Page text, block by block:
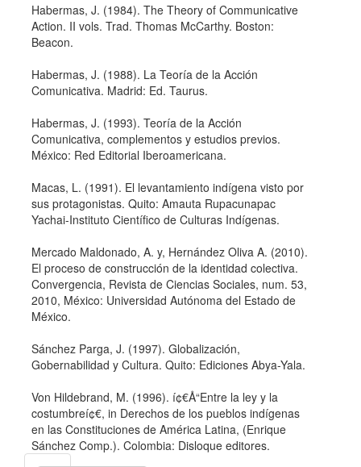
Habermas, J. (1984). The Theory of Communicative
Action. II vols. Trad. Thomas McCarthy. Boston:
Beacon.
Habermas, J. (1988). La Teorí­a de la Acción
Comunicativa. Madrid: Ed. Taurus.
Habermas, J. (1993). Teorí­a de la Acción
Comunicativa, complementos y estudios previos.
México: Red Editorial Iberoamericana.
Macas, L. (1991). El levantamiento indí­gena visto por
sus protagonistas. Quito: Amauta Rupacunapac
Yachai-Instituto Cientí­fico de Culturas Indí­genas.
Mercado Maldonado, A. y, Hernández Oliva A. (2010).
El proceso de construcción de la identidad colectiva.
Convergencia, Revista de Ciencias Sociales, num. 53,
2010, México: Universidad Autónoma del Estado de
México.
Sánchez Parga, J. (1997). Globalización,
Gobernabilidad y Cultura. Quito: Ediciones Abya-Yala.
Von Hildebrand, M. (1996). í¢€Å“Entre la ley y la
costumbreí¢€, in Derechos de los pueblos indí­genas
en las Constituciones de América Latina, (Enrique
Sánchez Comp.). Colombia: Disloque editores.